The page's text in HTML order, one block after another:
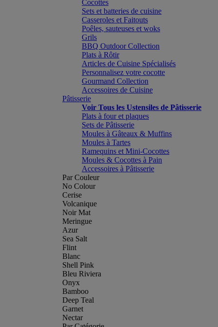
Cocottes
Sets et batteries de cuisine
Casseroles et Faitouts
Poêles, sauteuses et woks
Grils
BBQ Outdoor Collection
Plats à Rôtir
Articles de Cuisine Spécialisés
Personnalisez votre cocotte
Gourmand Collection
Accessoires de Cuisine
Pâtisserie
Voir Tous les Ustensiles de Pâtisserie
Plats à four et plaques
Sets de Pâtisserie
Moules à Gâteaux & Muffins
Moules à Tartes
Ramequins et Mini-Cocottes
Moules & Cocottes à Pain
Accessoires à Pâtisserie
Par Couleur
No Colour
Cerise
Volcanique
Noir Mat
Meringue
Azur
Sea Salt
Flint
Blanc
Shell Pink
Bleu Riviera
Onyx
Bamboo
Deep Teal
Garnet
Nectar